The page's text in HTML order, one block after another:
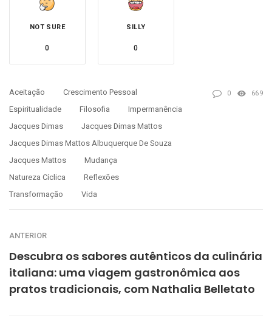
NOT SURE
0
SILLY
0
Aceitação
Crescimento Pessoal
Espiritualidade
Filosofia
Impermanência
Jacques Dimas
Jacques Dimas Mattos
Jacques Dimas Mattos Albuquerque De Souza
Jacques Mattos
Mudança
Natureza Cíclica
Reflexões
Transformação
Vida
0 669
ANTERIOR
Descubra os sabores autênticos da culinária
italiana: uma viagem gastronômica aos
pratos tradicionais, com Nathalia Belletato